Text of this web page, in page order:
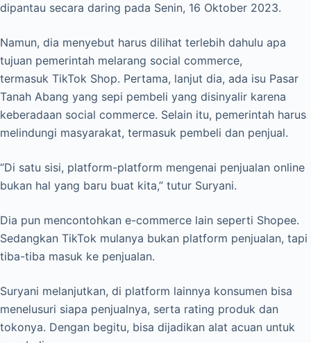
dipantau secara daring pada Senin, 16 Oktober 2023.
Namun, dia menyebut harus dilihat terlebih dahulu apa
tujuan pemerintah melarang social commerce,
termasuk TikTok Shop. Pertama, lanjut dia, ada isu Pasar
Tanah Abang yang sepi pembeli yang disinyalir karena
keberadaan social commerce. Selain itu, pemerintah harus
melindungi masyarakat, termasuk pembeli dan penjual.
“Di satu sisi, platform-platform mengenai penjualan online
bukan hal yang baru buat kita,” tutur Suryani.
Dia pun mencontohkan e-commerce lain seperti Shopee.
Sedangkan TikTok mulanya bukan platform penjualan, tapi
tiba-tiba masuk ke penjualan.
Suryani melanjutkan, di platform lainnya konsumen bisa
menelusuri siapa penjualnya, serta rating produk dan
tokonya. Dengan begitu, bisa dijadikan alat acuan untuk